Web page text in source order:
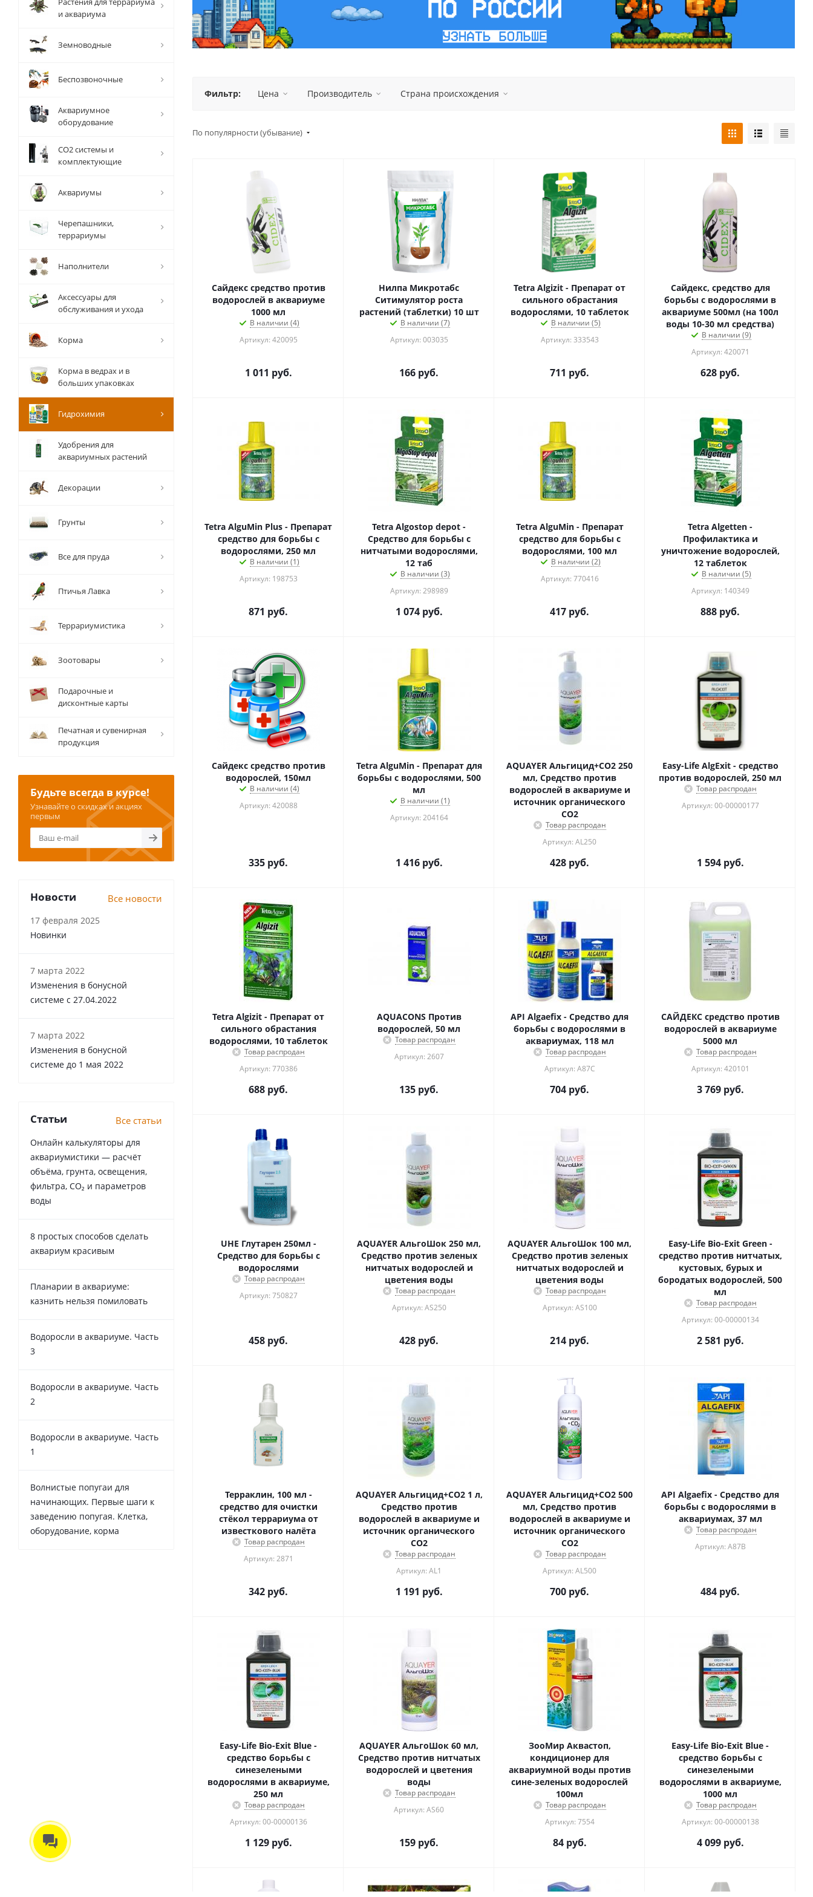
Фильтр: Цена Производитель Страна происхождения
По популярности (убывание)
Сайдекс средство против
водорослей в аквариуме
1000 мл
В наличии (4)
Артикул: 420095
1 011 руб.
Нилпа Микротабс
Ситимулятор роста
растений (таблетки) 10 шт
В наличии (7)
Артикул: 003035
166 руб.
Tetra Algizit - Препарат от
сильного обрастания
водорослями, 10 таблеток
В наличии (5)
Артикул: 333543
711 руб.
Сайдекс, средство для
борьбы с водорослями в
аквариуме 500мл (на 100л
воды 10-30 мл средства)
В наличии (9)
Артикул: 420071
628 руб.
Tetra AlguMin Plus - Препарат
средство для борьбы с
водорослями, 250 мл
В наличии (1)
Артикул: 198753
871 руб.
Tetra Algostop depot -
Средство для борьбы с
нитчатыми водорослями,
12 таб
В наличии (3)
Артикул: 298989
1 074руб.
Tetra AlguMin - Препарат
средство для борьбы с
водорослями, 100 мл
В наличии (2)
Артикул: 770416
417 руб.
Tetra Algetten -
Профилактика и
уничтожение водорослей,
12 таблеток
В наличии (5)
Артикул: 140349
888 руб.
Сайдекс средство против
водорослей, 150мл
В наличии (4)
Артикул: 420088
335 руб.
Tetra AlguMin - Препарат для
борьбы с водорослями, 500
мл
В наличии (1)
Артикул: 204164
1 416руб.
AQUAYER Альгицид+СО2 250
мл, Средство против
водорослей в аквариуме и
источник органического
СО2
Товар распродан
Артикул: AL250
428 руб.
Easy-Life AlgExit - средство
против водорослей, 250 мл
Товар распродан
Артикул: 00-00000177
1 594руб.
Tetra Algizit - Препарат от
сильного обрастания
водорослями, 10 таблеток
Товар распродан
Артикул: 770386
688 руб.
AQUACONS Против
водорослей, 50 мл
Товар распродан
Артикул: 2607
135 руб.
API Algaefix - Средство для
борьбы с водорослями в
аквариумах, 118 мл
Товар распродан
Артикул: A87C
704 руб.
САЙДЕКС средство против
водорослей в аквариуме
5000 мл
Товар распродан
Артикул: 420101
3 769руб.
UHE Глутарен 250мл -
Средство для борьбы с
водорослями
Товар распродан
Артикул: 750827
458 руб.
AQUAYER АльгоШок 250 мл,
Средство против зеленых
нитчатых водорослей и
цветения воды
Товар распродан
Артикул: AS250
428 руб.
AQUAYER АльгоШок 100 мл,
Средство против зеленых
нитчатых водорослей и
цветения воды
Товар распродан
Артикул: AS100
214 руб.
Easy-Life Bio-Exit Green -
средство против нитчатых,
кустовых, бурых и
бородатых водорослей, 500
мл
Товар распродан
Артикул: 00-00000134
2 581 руб.
Терраклин, 100 мл -
средство для очистки
стёкол террариума от
известкового налёта
Товар распродан
Артикул: 2871
342 руб.
AQUAYER Альгицид+СО2 1 л,
Средство против
водорослей в аквариуме и
источник органического
СО2
Товар распродан
Артикул: AL1
1 191 руб.
AQUAYER Альгицид+СО2 500
мл, Средство против
водорослей в аквариуме и
источник органического
СО2
Товар распродан
Артикул: AL500
700 руб.
API Algaefix - Средство для
борьбы с водорослями в
аквариумах, 37 мл
Товар распродан
Артикул: A87B
484 руб.
Easy-Life Bio-Exit Blue -
средство борьбы с
синезелеными
водорослями в аквариуме,
250 мл
Товар распродан
Артикул: 00-00000136
1 129руб.
AQUAYER АльгоШок 60 мл,
Средство против нитчатых
водорослей и цветения
воды
Товар распродан
Артикул: AS60
159 руб.
ЗооМир Аквастоп,
кондиционер для
аквариумной воды против
сине-зеленых водорослей
100мл
Товар распродан
Артикул: 7554
84руб.
Easy-Life Bio-Exit Blue -
средство борьбы с
синезелеными
водорослями в аквариуме,
1000 мл
Товар распродан
Артикул: 00-00000138
4 099руб.
и аквариума
Земноводные
Беспозвоночные
Аквариумное
оборудование
СО2 системы и
комплектующие
Аквариумы
Черепашники,
террариумы
Наполнители
Аксессуары для
обслуживания и ухода
Корма
Корма в ведрах и в
больших упаковках
Гидрохимия
Удобрения для
аквариумных растений
Декорации
Грунты
Все для пруда
Птичья Лавка
Террариумистика
Зоотовары
Подарочные и
дисконтные карты
Печатная и сувенирная
продукция
Будьте всегда в курсе!
Узнавайте о скидках и акциях
первым
Новости Все новости
17 февраля 2025
Новинки
7 марта 2022
Изменения в бонусной
системе с 27.04.2022
7 марта 2022
Изменения в бонусной
системе до 1 мая 2022
Статьи Все статьи
Онлайн калькуляторы для
аквариумистики — расчёт
объёма, грунта, освещения,
фильтра, CO₂ и параметров
воды
8 простых способов сделать
аквариум красивым
Планарии в аквариуме:
казнить нельзя помиловать
Водоросли в аквариуме. Часть
3
Водоросли в аквариуме. Часть
2
Водоросли в аквариуме. Часть
1
Волнистые попугаи для
начинающих. Первые шаги к
заведению попугая. Клетка,
оборудование, корма